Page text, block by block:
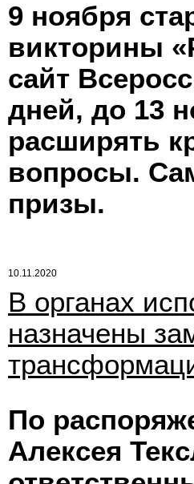
9 ноября
викторины
сайт
дней, до 13
расширять
вопросы.
призы.
10.11.2020
В органах
назначены
По
Алексея